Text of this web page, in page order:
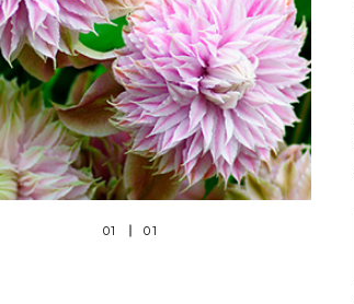
01 01